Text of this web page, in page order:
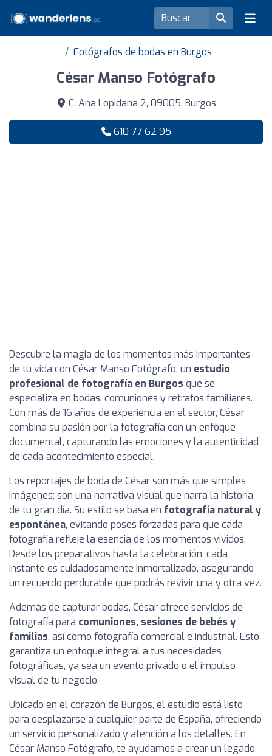
Fotógrafos de bodas en Burgos
César Manso Fotógrafo
C. Ana Lopidana 2, 09005, Burgos
610 77 62 95
Descubre la magia de los momentos más importantes
de tu vida con César Manso Fotógrafo, un estudio
profesional de fotografía en Burgos que se
especializa en bodas, comuniones y retratos familiares.
Con más de 16 años de experiencia en el sector, César
combina su pasión por la fotografía con un enfoque
documental, capturando las emociones y la autenticidad
de cada acontecimiento especial.
Los reportajes de boda de César son más que simples
imágenes; son una narrativa visual que narra la historia
de tu gran día. Su estilo se basa en fotografía natural y
espontánea, evitando poses forzadas para que cada
fotografía refleje la esencia de los momentos vividos.
Desde los preparativos hasta la celebración, cada
instante es cuidadosamente inmortalizado, asegurando
un recuerdo perdurable que podrás revivir una y otra vez.
Además de capturar bodas, César ofrece servicios de
fotografía para comuniones, sesiones de bebés y
familias, así como fotografía comercial e industrial. Esto
garantiza un enfoque integral a tus necesidades
fotográficas, ya sea un evento privado o el impulso
visual de tu negocio.
Ubicado en el corazón de Burgos, el estudio está listo
para desplazarse a cualquier parte de España, ofreciendo
un servicio personalizado y atención a los detalles. En
César Manso Fotógrafo, te ayudamos a crear un legado